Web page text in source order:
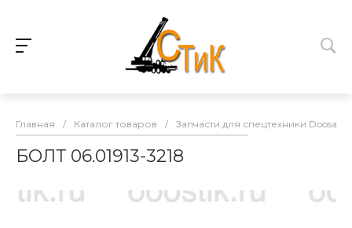
Главная / Каталог товаров / Запчасти для спецтехники Doosan
БОЛТ 06.01913-3218